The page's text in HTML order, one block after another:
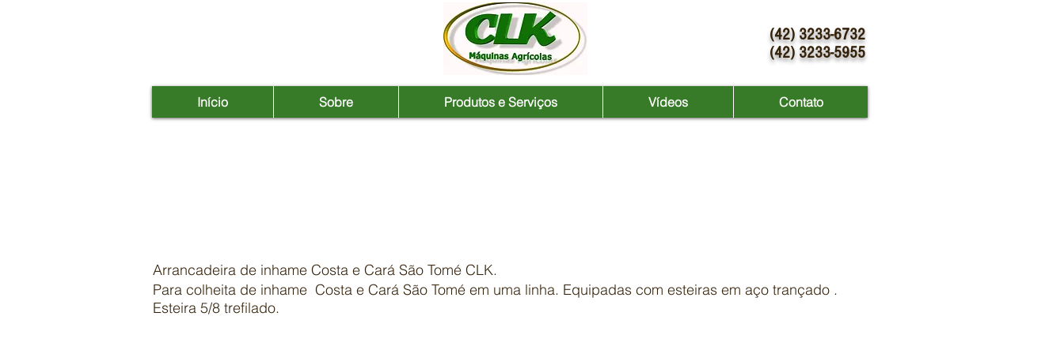
(42) 3233-6732
(42) 3233-5955
Início Sobre Produtos e Serviços Vídeos Contato
Arrancadeira de inhame Costa e Cará São Tomé CLK.
Para colheita de inhame Costa e Cará São Tomé em uma linha. Equipadas com esteiras em aço trançado .
Esteira 5/8 trefilado.